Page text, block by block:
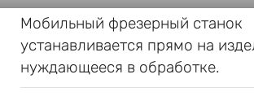
Мобильный фрезерный станок
устанавливается прямо на
нуждающееся в обработке.